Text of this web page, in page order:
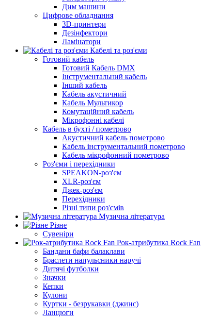
Дим машини
Цифрове обладнання
3D-принтери
Дезінфектори
Ламінатори
Кабелі та роз'єми
Готовий кабель
Готовий Кабель DMX
Інструментальний кабель
Інший кабель
Кабель акустичний
Кабель Мультикор
Комутаційний кабель
Мікрофонні кабелі
Кабель в бухті / пометрово
Акустичний кабель пометрово
Кабель інструментальний пометрово
Кабель мікрофонний пометрово
Роз'єми і перехідники
SPEAKON-роз'єм
XLR-роз'єм
Джек-роз'єм
Перехідники
Різні типи роз'ємів
Музична література
Різне
Сувеніри
Рок-атрибутика Rock Fan
Бандани бафи балаклави
Браслети напульсники наручі
Дитячі футболки
Значки
Кепки
Кулони
Куртки - безрукавки (джинс)
Ланцюги